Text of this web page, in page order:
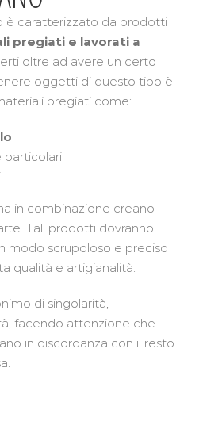
è caratterizzato da prodotti
pregiati e lavorati a
oltre ad avere un certo
oggetti di questo tipo è
pregiati come:
particolari
in combinazione creano
Tali prodotti dovranno
modo scrupoloso e preciso
qualità e artigianalità.
di singolarità,
facendo attenzione che
in discordanza con il resto